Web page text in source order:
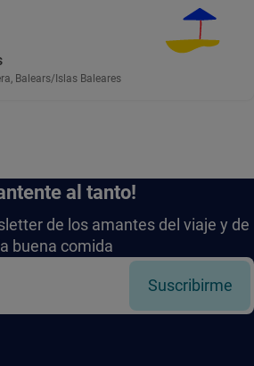
Balears/Islas Baleares
al tanto!
de los amantes del viaje y de
la buena comida
Suscribirme